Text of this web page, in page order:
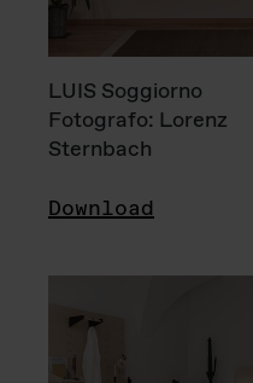
LUIS Soggiorno
Fotografo: Lorenz
Sternbach
Download